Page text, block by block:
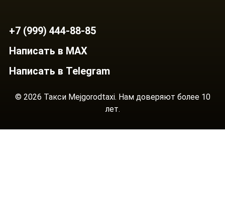
+7 (999) 444-88-85
Написать в MAX
Написать в Telegram
© 2026 Такси Mejgorodtaxi. Нам доверяют более 10
лет.